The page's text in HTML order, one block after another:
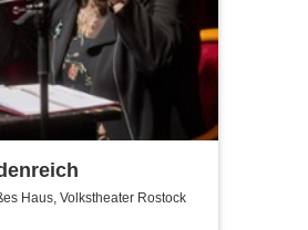
Haus, Volkstheater Rostock